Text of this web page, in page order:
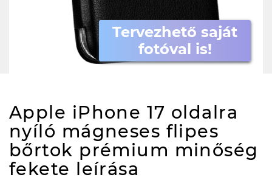
Tervezhető saját
fotóval is!
Apple iPhone 17 oldalra
nyíló mágneses flipes
bőrtok prémium minőség
fekete leírása